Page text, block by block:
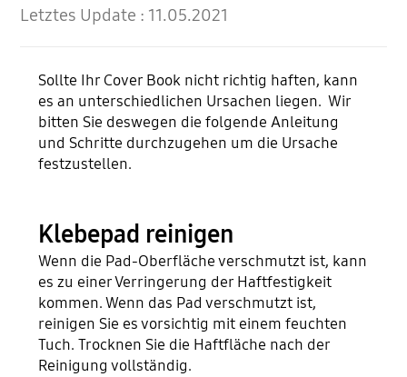
Letztes Update : 11.05.2021
Sollte Ihr Cover Book nicht richtig haften, kann
es an unterschiedlichen Ursachen liegen. Wir
bitten Sie deswegen die folgende Anleitung
und Schritte durchzugehen um die Ursache
festzustellen.
Klebepad reinigen
Wenn die Pad-Oberfläche verschmutzt ist, kann
es zu einer Verringerung der Haftfestigkeit
kommen. Wenn das Pad verschmutzt ist,
reinigen Sie es vorsichtig mit einem feuchten
Tuch. Trocknen Sie die Haftfläche nach der
Reinigung vollständig.